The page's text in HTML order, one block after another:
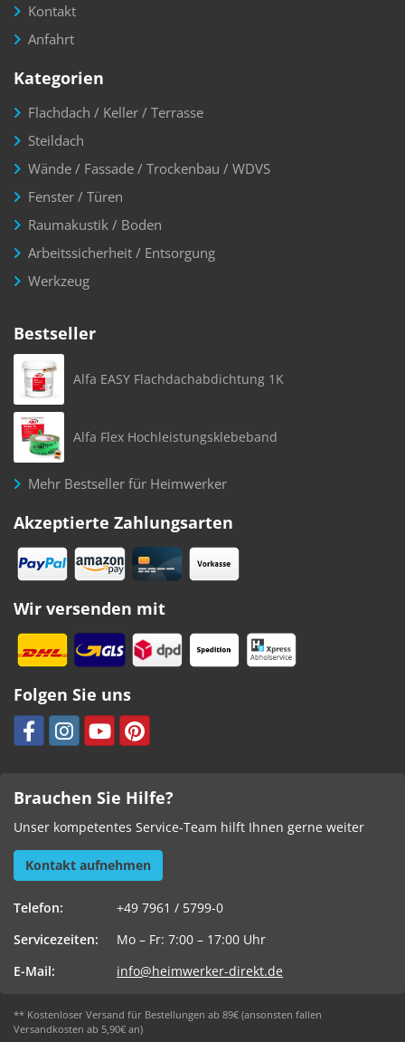
Kontakt
Anfahrt
Kategorien
Flachdach / Keller / Terrasse
Steildach
Wände / Fassade / Trockenbau / WDVS
Fenster / Türen
Raumakustik / Boden
Arbeitssicherheit / Entsorgung
Werkzeug
Bestseller
Alfa EASY Flachdachabdichtung 1K
Alfa Flex Hochleistungsklebeband
Mehr Bestseller für Heimwerker
Akzeptierte Zahlungsarten
Wir versenden mit
Folgen Sie uns
Brauchen Sie Hilfe?
Unser kompetentes Service-Team hilft Ihnen gerne weiter
Kontakt aufnehmen
Telefon:
+49 7961 / 5799-0
Servicezeiten:
Mo – Fr: 7:00 – 17:00 Uhr
E-Mail:
info@heimwerker-direkt.de
** Kostenloser Versand für Bestellungen ab 89€ (ansonsten fallen
Versandkosten ab 5,90€ an)